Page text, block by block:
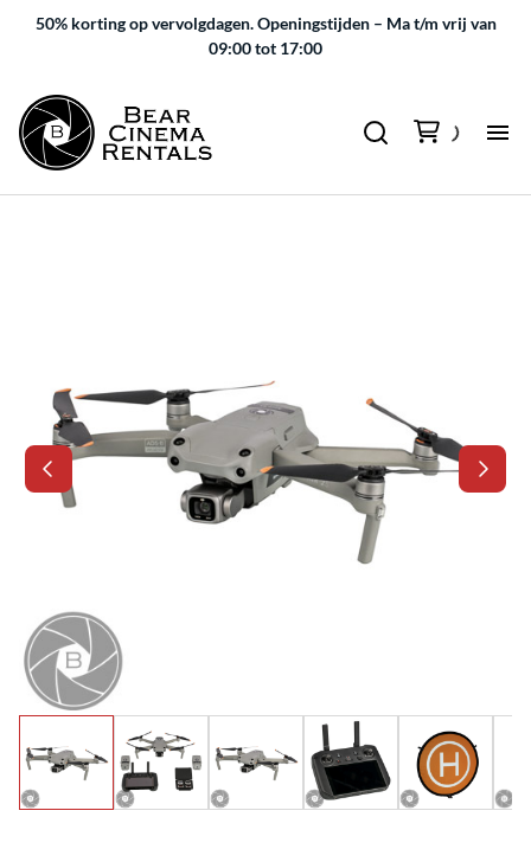
50% korting op vervolgdagen. Openingstijden – Ma t/m vrij van
09:00 tot 17:00